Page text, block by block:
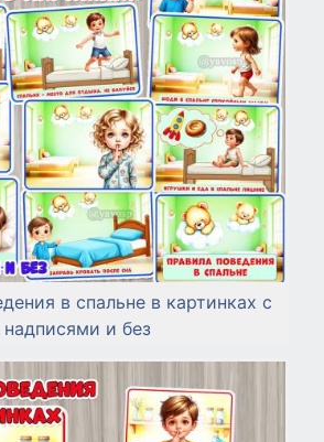
в спальне в картинках с
надписями и без